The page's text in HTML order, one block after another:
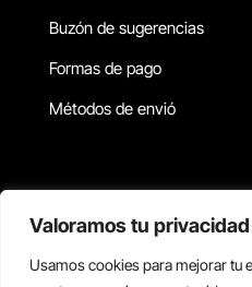
Valoramos tu privacidad
Usamos cookies para mejorar tu
Buzón de sugerencias
Formas de pago
Métodos de envió
Copyright © 2026 Reisix.